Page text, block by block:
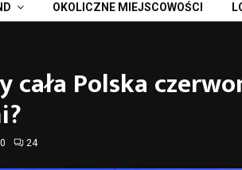
OKOLICZNE MIEJSCOWOŚCI
cała Polska
24